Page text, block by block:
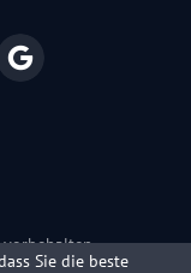
vorbehalten.
Sie die beste